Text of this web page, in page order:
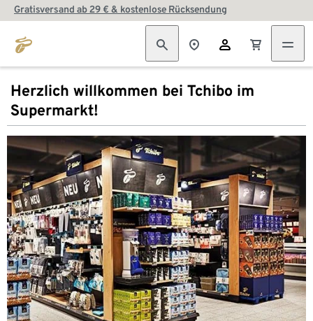
Gratisversand ab 29 € & kostenlose Rücksendung
Herzlich willkommen bei Tchibo im
Supermarkt!